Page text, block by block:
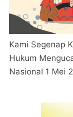
Kami Segenap
Hukum
Nasional 1 Mei